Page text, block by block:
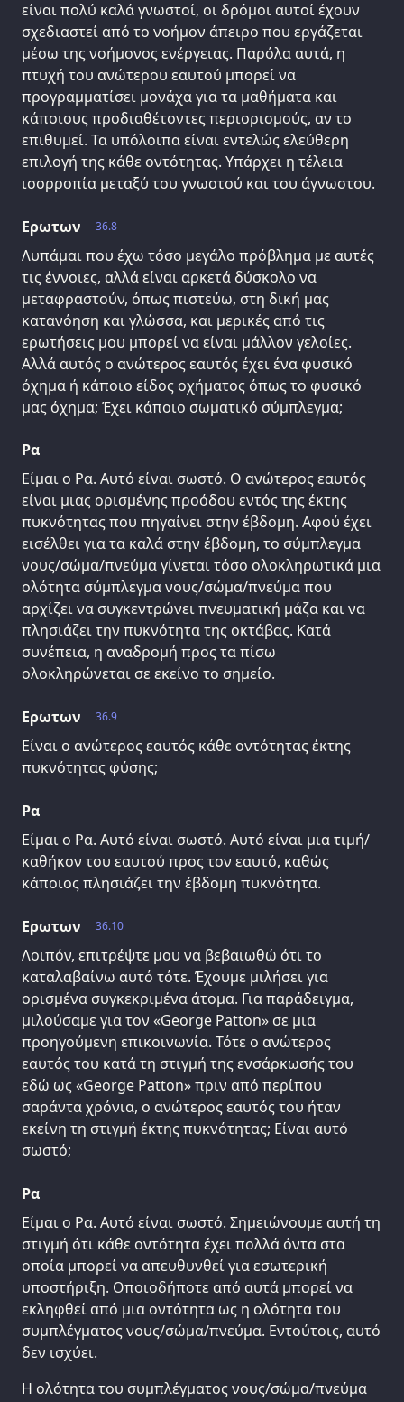
είναι πολύ καλά γνωστοί, οι δρόμοι αυτοί έχουν
σχεδιαστεί από το νοήμον άπειρο που εργάζεται
μέσω της νοήμονος ενέργειας. Παρόλα αυτά, η
πτυχή του ανώτερου εαυτού μπορεί να
προγραμματίσει μονάχα για τα μαθήματα και
κάποιους προδιαθέτοντες περιορισμούς, αν το
επιθυμεί. Τα υπόλοιπα είναι εντελώς ελεύθερη
επιλογή της κάθε οντότητας. Υπάρχει η τέλεια
ισορροπία μεταξύ του γνωστού και του άγνωστου.
36.8
Ερωτων
Λυπάμαι που έχω τόσο μεγάλο πρόβλημα με αυτές
τις έννοιες, αλλά είναι αρκετά δύσκολο να
μεταφραστούν, όπως πιστεύω, στη δική μας
κατανόηση και γλώσσα, και μερικές από τις
ερωτήσεις μου μπορεί να είναι μάλλον γελοίες.
Αλλά αυτός ο ανώτερος εαυτός έχει ένα φυσικό
όχημα ή κάποιο είδος οχήματος όπως το φυσικό
μας όχημα; Έχει κάποιο σωματικό σύμπλεγμα;
Ρα
Είμαι ο Ρα. Αυτό είναι σωστό. Ο ανώτερος εαυτός
είναι μιας ορισμένης προόδου εντός της έκτης
πυκνότητας που πηγαίνει στην έβδομη. Αφού έχει
εισέλθει για τα καλά στην έβδομη, το σύμπλεγμα
νους/σώμα/πνεύμα γίνεται τόσο ολοκληρωτικά μια
ολότητα σύμπλεγμα νους/σώμα/πνεύμα που
αρχίζει να συγκεντρώνει πνευματική μάζα και να
πλησιάζει την πυκνότητα της οκτάβας. Κατά
συνέπεια, η αναδρομή προς τα πίσω
ολοκληρώνεται σε εκείνο το σημείο.
36.9
Ερωτων
Είναι ο ανώτερος εαυτός κάθε οντότητας έκτης
πυκνότητας φύσης;
Ρα
Είμαι ο Ρα. Αυτό είναι σωστό. Αυτό είναι μια τιμή/
καθήκον του εαυτού προς τον εαυτό, καθώς
κάποιος πλησιάζει την έβδομη πυκνότητα.
36.10
Ερωτων
Λοιπόν, επιτρέψτε μου να βεβαιωθώ ότι το
καταλαβαίνω αυτό τότε. Έχουμε μιλήσει για
ορισμένα συγκεκριμένα άτομα. Για παράδειγμα,
μιλούσαμε για τον «George Patton» σε μια
προηγούμενη επικοινωνία. Τότε ο ανώτερος
εαυτός του κατά τη στιγμή της ενσάρκωσής του
εδώ ως «George Patton» πριν από περίπου
σαράντα χρόνια, ο ανώτερος εαυτός του ήταν
εκείνη τη στιγμή έκτης πυκνότητας; Είναι αυτό
σωστό;
Ρα
Είμαι ο Ρα. Αυτό είναι σωστό. Σημειώνουμε αυτή τη
στιγμή ότι κάθε οντότητα έχει πολλά όντα στα
οποία μπορεί να απευθυνθεί για εσωτερική
υποστήριξη. Οποιοδήποτε από αυτά μπορεί να
εκληφθεί από μια οντότητα ως η ολότητα του
συμπλέγματος νους/σώμα/πνεύμα. Εντούτοις, αυτό
δεν ισχύει.
Η ολότητα του συμπλέγματος νους/σώμα/πνεύμα